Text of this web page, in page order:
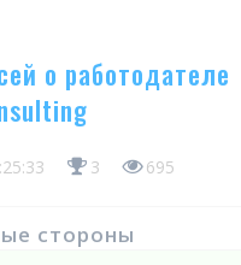
о работодателе
3 695
стороны